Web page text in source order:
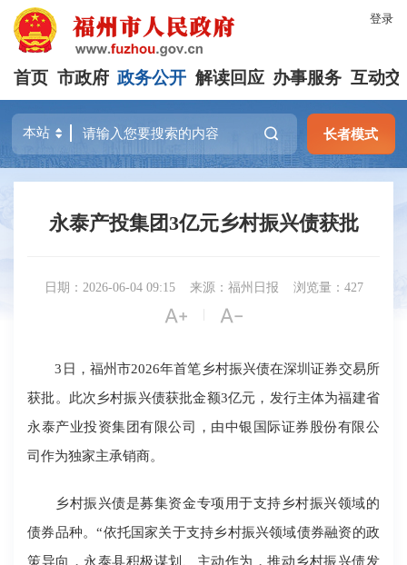
登录
首页 市政府 政务公开 解读回应 办事服务 互动交
长者模式
永泰产投集团3亿元乡村振兴债获批
日期：2026-06-04 09:15 来源：福州日报 浏览量：427
 | 
3日，福州市2026年首笔乡村振兴债在深圳证券交易所
获批。此次乡村振兴债获批金额3亿元，发行主体为福建省
永泰产业投资集团有限公司，由中银国际证券股份有限公
司作为独家主承销商。
乡村振兴债是募集资金专项用于支持乡村振兴领域的
债券品种。“依托国家关于支持乡村振兴领域债券融资的政
策导向，永泰县积极谋划、主动作为，推动乡村振兴债发